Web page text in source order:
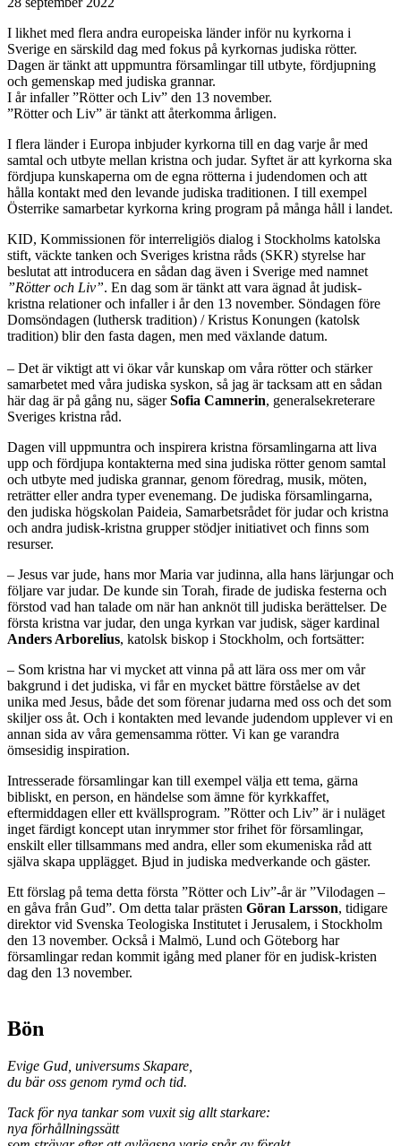
I likhet med flera andra europeiska länder inför nu kyrkorna i
Sverige en särskild dag med fokus på kyrkornas judiska rötter.
Dagen är tänkt att uppmuntra församlingar till utbyte, fördjupning
och gemenskap med judiska grannar.
I år infaller ”Rötter och Liv” den 13 november.
”Rötter och Liv” är tänkt att återkomma årligen.
I flera länder i Europa inbjuder kyrkorna till en dag varje år med
samtal och utbyte mellan kristna och judar. Syftet är att kyrkorna ska
fördjupa kunskaperna om de egna rötterna i judendomen och att
hålla kontakt med den levande judiska traditionen. I till exempel
Österrike samarbetar kyrkorna kring program på många håll i landet.
KID, Kommissionen för interreligiös dialog i Stockholms katolska
stift, väckte tanken och Sveriges kristna råds (SKR) styrelse har
beslutat att introducera en sådan dag även i Sverige med namnet
”Rötter och Liv”. En dag som är tänkt att vara ägnad åt judisk-
kristna relationer och infaller i år den 13 november. Söndagen före
Domsöndagen (luthersk tradition) / Kristus Konungen (katolsk
tradition) blir den fasta dagen, men med växlande datum.
– Det är viktigt att vi ökar vår kunskap om våra rötter och stärker
samarbetet med våra judiska syskon, så jag är tacksam att en sådan
här dag är på gång nu, sägerSofia Camnerin, generalsekreterare
Sveriges kristna råd.
Dagen vill uppmuntra och inspirera kristna församlingarna att liva
upp och fördjupa kontakterna med sina judiska rötter genom samtal
och utbyte med judiska grannar, genom föredrag, musik, möten,
reträtter eller andra typer evenemang. De judiska församlingarna,
den judiska högskolan Paideia, Samarbetsrådet för judar och kristna
och andra judisk-kristna grupper stödjer initiativet och finns som
resurser.
– Jesus var jude, hans mor Maria var judinna, alla hans lärjungar och
följare var judar. De kunde sin Torah, firade de judiska festerna och
förstod vad han talade om när han anknöt till judiska berättelser. De
första kristna var judar, den unga kyrkan var judisk, säger kardinal
Anders Arborelius, katolsk biskop i Stockholm, och fortsätter:
– Som kristna har vi mycket att vinna på att lära oss mer om vår
bakgrund i det judiska, vi får en mycket bättre förståelse av det
unika med Jesus, både det som förenar judarna med oss och det som
skiljer oss åt. Och i kontakten med levande judendom upplever vi en
annan sida av våra gemensamma rötter. Vi kan ge varandra
ömsesidig inspiration.
Intresserade församlingar kan till exempel välja ett tema, gärna
bibliskt, en person, en händelse som ämne för kyrkkaffet,
eftermiddagen eller ett kvällsprogram. ”Rötter och Liv” är i nuläget
inget färdigt koncept utan inrymmer stor frihet för församlingar,
enskilt eller tillsammans med andra, eller som ekumeniska råd att
själva skapa upplägget. Bjud in judiska medverkande och gäster.
Ett förslag på tema detta första ”Rötter och Liv”-år är ”Vilodagen –
en gåva från Gud”. Om detta talar prästen Göran Larsson, tidigare
direktor vid Svenska Teologiska Institutet i Jerusalem, i Stockholm
den 13 november. Också i Malmö, Lund och Göteborg har
församlingar redan kommit igång med planer för en judisk-kristen
dag den 13 november.
Bön
Evige Gud, universums Skapare,
du bär oss genom rymd och tid.
Tack för nya tankar som vuxit sig allt starkare:
nya förhållningssätt